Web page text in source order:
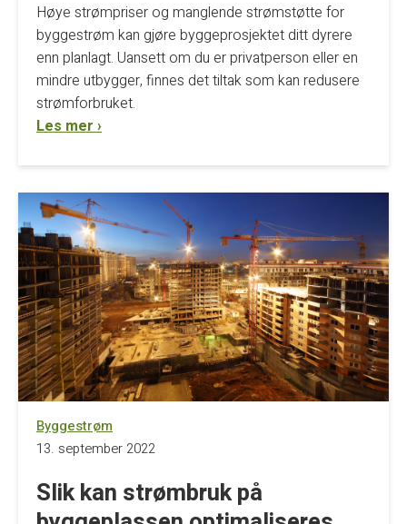
Høye strømpriser og manglende strømstøtte for
byggestrøm kan gjøre byggeprosjektet ditt dyrere
enn planlagt. Uansett om du er privatperson eller en
mindre utbygger, finnes det tiltak som kan redusere
strømforbruket.
Les mer ›
Byggestrøm
13. september 2022
Slik kan strømbruk på